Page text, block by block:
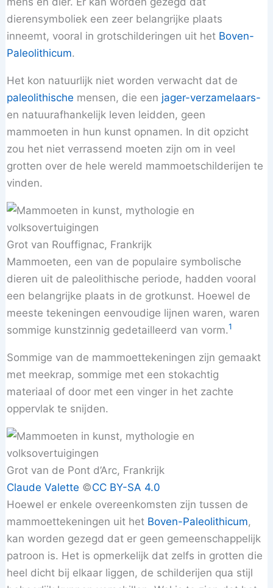
dierensymboliek een zeer belangrijke plaats
inneemt, vooral in grotschilderingen uit het Boven-
Paleolithicum.
Het kon natuurlijk niet worden verwacht dat de
paleolithische mensen, die een jager-verzamelaars-
en natuurafhankelijk leven leidden, geen
mammoeten in hun kunst opnamen. In dit opzicht
zou het niet verrassend moeten zijn om in veel
grotten over de hele wereld mammoetschilderijen te
vinden.
Grot van Rouffignac, Frankrijk
Mammoeten, een van de populaire symbolische
dieren uit de paleolithische periode, hadden vooral
een belangrijke plaats in de grotkunst. Hoewel de
meeste tekeningen eenvoudige lijnen waren, waren
sommige kunstzinnig gedetailleerd van vorm.1
Sommige van de mammoettekeningen zijn gemaakt
met meekrap, sommige met een stokachtig
materiaal of door met een vinger in het zachte
oppervlak te snijden.
Grot van de Pont d’Arc, Frankrijk
Claude Valette ©️CC BY-SA 4.0
Hoewel er enkele overeenkomsten zijn tussen de
mammoettekeningen uit het Boven-Paleolithicum,
kan worden gezegd dat er geen gemeenschappelijk
patroon is. Het is opmerkelijk dat zelfs in grotten die
heel dicht bij elkaar liggen, de schilderijen qua stijl